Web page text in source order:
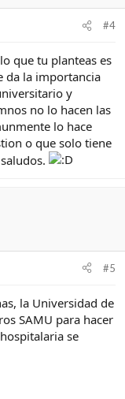
#4
que tu planteas es
da la importancia
y
no lo hacen las
lo hace
o que solo tiene
#5
la Universidad de
SAMU para hacer
se